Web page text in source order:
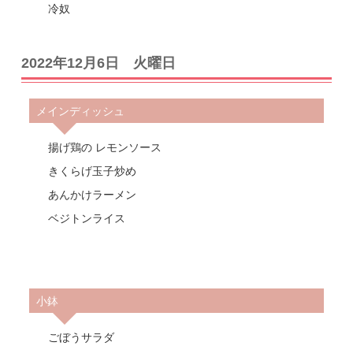
冷奴
2022年12月6日 火曜日
メインディッシュ
揚げ鶏の レモンソース
きくらげ玉子炒め
あんかけラーメン
ベジトンライス
小鉢
ごぼうサラダ